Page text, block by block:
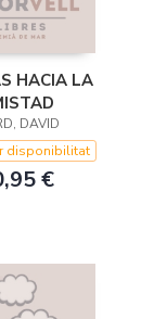
HACIA LA
DAVID
disponibilitat
€